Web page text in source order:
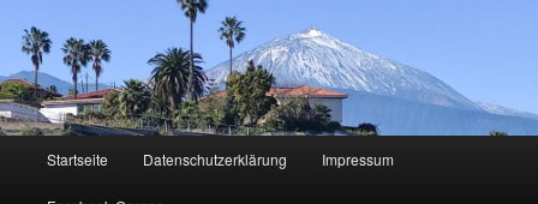
Zum
Zum
Startseite Datenschutzerklärung Impressum